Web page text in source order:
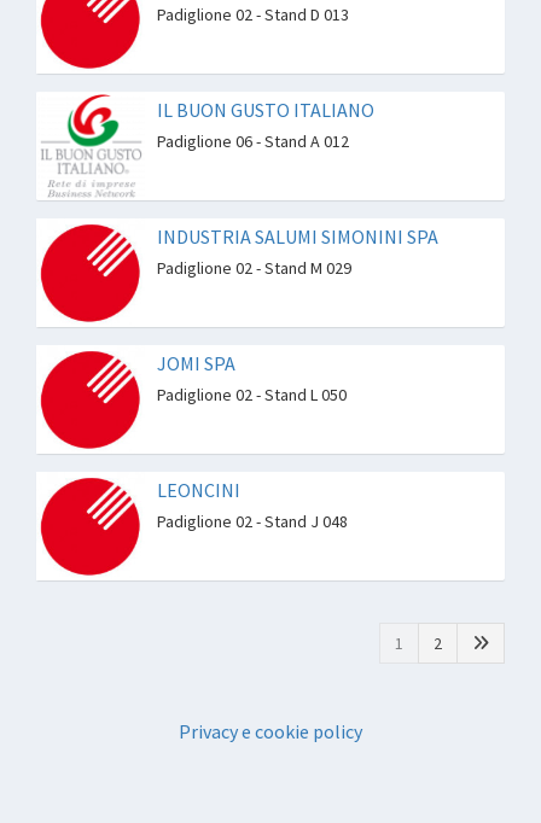
Padiglione 02 - Stand D 013
IL BUON GUSTO ITALIANO
Padiglione 06 - Stand A 012
INDUSTRIA SALUMI SIMONINI SPA
Padiglione 02 - Stand M 029
JOMI SPA
Padiglione 02 - Stand L 050
LEONCINI
Padiglione 02 - Stand J 048
1 2
Privacy e cookie policy